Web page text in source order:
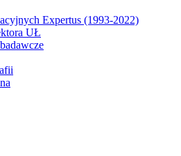
Expertus (1993-2022)
UŁ